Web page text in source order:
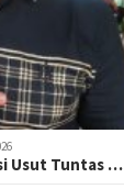
Usut Tuntas …